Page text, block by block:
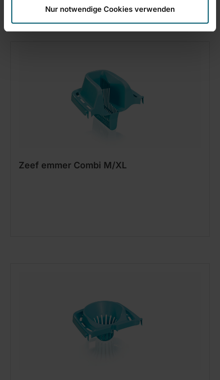
Nur notwendige Cookies verwenden
Zeef emmer Combi M/XL